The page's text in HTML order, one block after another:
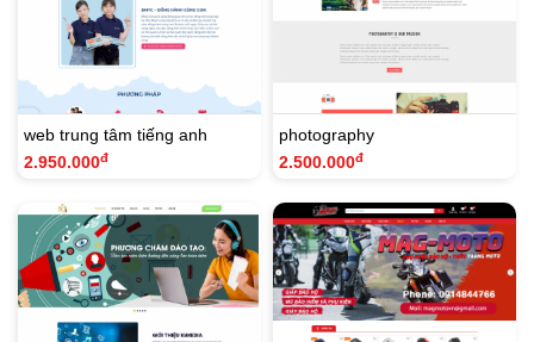
web trung tâm tiếng anh
2.950.000đ
photography
2.500.000đ